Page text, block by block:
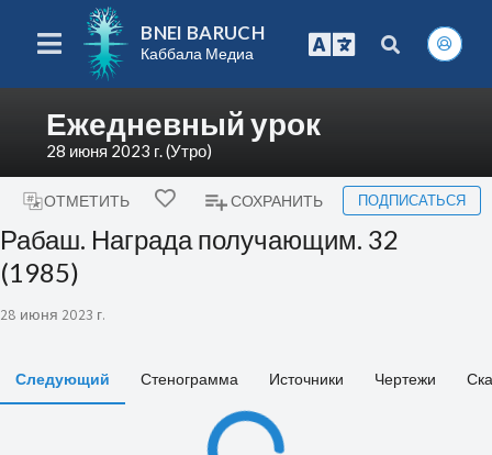
BNEI BARUCH
Каббала Медиа
Ежедневный урок
28 июня 2023 г. (Утро)
ОТМЕТИТЬ СОХРАНИТЬ ПОДПИСАТЬСЯ
Рабаш. Награда получающим. 32
(1985)
28 июня 2023 г.
Следующий Стенограмма Источники Чертежи